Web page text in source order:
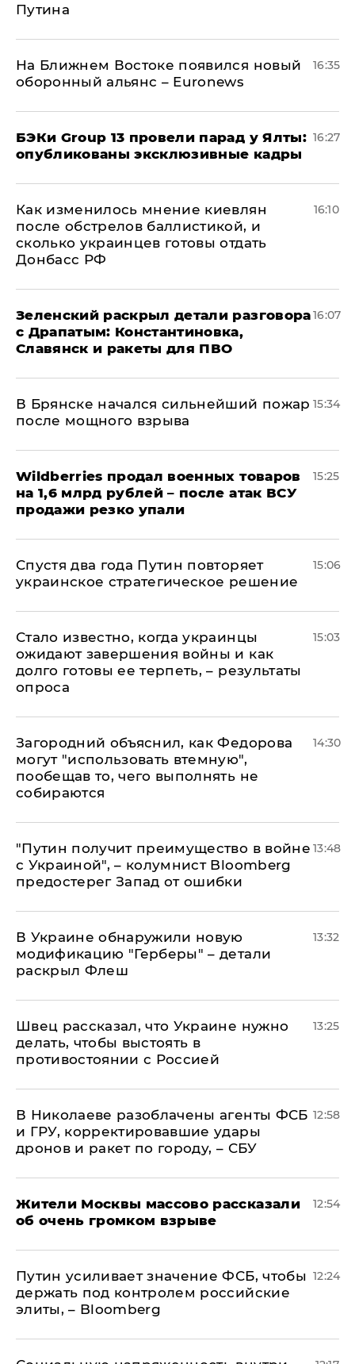
Путина
На Ближнем Востоке появился новый
оборонный альянс – Euronews
16:35
​БЭКи Group 13 провели парад у Ялты:
опубликованы эксклюзивные кадры
16:27
Как изменилось мнение киевлян
после обстрелов баллистикой, и
сколько украинцев готовы отдать
Донбасс РФ
16:10
​Зеленский раскрыл детали разговора
с Драпатым: Константиновка,
Славянск и ракеты для ПВО
16:07
В Брянске начался сильнейший пожар
после мощного взрыва
15:34
​Wildberries продал военных товаров
на 1,6 млрд рублей – после атак ВСУ
продажи резко упали
15:25
Спустя два года Путин повторяет
украинское стратегическое решение
15:06
Стало известно, когда украинцы
ожидают завершения войны и как
долго готовы ее терпеть, – результаты
опроса
15:03
Загородний объяснил, как Федорова
могут "использовать втемную",
пообещав то, чего выполнять не
собираются
14:30
"Путин получит преимущество в войне
с Украиной", – колумнист Bloomberg
предостерег Запад от ошибки
13:48
В Украине обнаружили новую
модификацию "Герберы" – детали
раскрыл Флеш
13:32
Швец рассказал, что Украине нужно
делать, чтобы выстоять в
противостоянии с Россией
13:25
В Николаеве разоблачены агенты ФСБ
и ГРУ, корректировавшие удары
дронов и ракет по городу, – СБУ
12:58
Жители Москвы массово рассказали
об очень громком взрыве
12:54
Путин усиливает значение ФСБ, чтобы
держать под контролем российские
элиты, – Bloomberg
12:24